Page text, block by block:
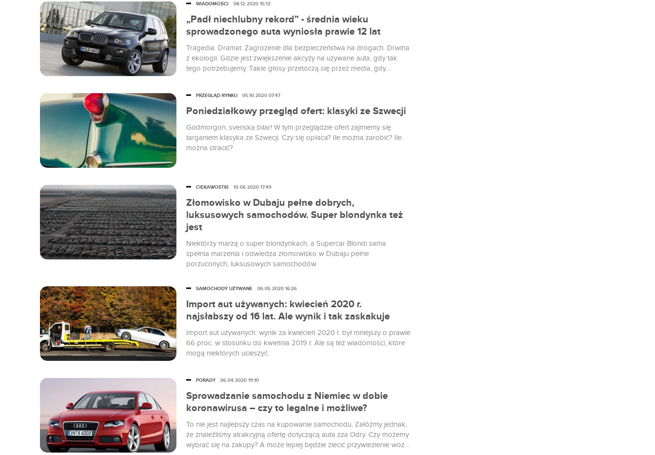
„Padł niechlubny rekord” - średnia wieku
sprowadzonego auta wyniosła prawie 12 lat
Tragedia. Dramat. Zagrożenie dla bezpieczeństwa na drogach. Drwina
z ekologii. Gdzie jest zwiększenie akcyzy na używane auta, gdy tak
tego potrzebujemy. Takie głosy przetoczą się przez media, gdy
WIADOMOŚCI 08.12.2020 15:13
Poniedziałkowy przegląd ofert: klasyki ze Szwecji
Godmorgon, svenska bilar! W tym przeglądzie ofert zajmiemy się
targaniem klasyka ze Szwecji. Czy się opłaca? Ile można zarobić? Ile
można stracić?
PRZEGLĄD RYNKU 05.10.2020 07:47
Złomowisko w Dubaju pełne dobrych,
luksusowych samochodów. Super blondynka też
jest
Niektórzy marzą o super blondynkach, a Supercar Blondi sama
spełnia marzenia i odwiedza złomowisko w Dubaju pełne
porzuconych, luksusowych samochodów.
CIEKAWOSTKI 10.06.2020 17:49
Import aut używanych: kwiecień 2020 r.
najsłabszy od 16 lat. Ale wynik i tak zaskakuje
Import aut używanych: wynik za kwiecień 2020 r. był mniejszy o prawie
66 proc. w stosunku do kwietnia 2019 r. Ale są też wiadomości, które
mogą niektórych ucieszyć.
SAMOCHODY UŻYWANE 06.05.2020 16:26
Sprowadzanie samochodu z Niemiec w dobie
koronawirusa – czy to legalne i możliwe?
To nie jest najlepszy czas na kupowanie samochodu. Załóżmy jednak,
że znaleźliśmy atrakcyjną ofertę dotyczącą auta zza Odry. Czy możemy
wybrać się na zakupy? A może lepiej będzie zlecić przywiezienie wozu
PORADY 06.04.2020 19:10